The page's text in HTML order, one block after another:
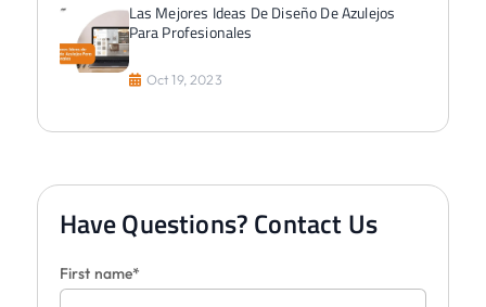
Las Mejores Ideas De Diseño De Azulejos
Para Profesionales
Oct 19, 2023
Have Questions? Contact Us
First name*